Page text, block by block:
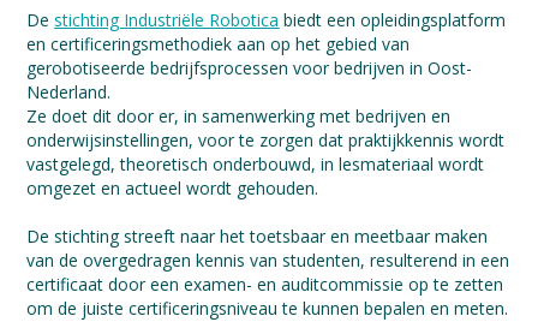
Destichting Industriële Robotica biedt een opleidingsplatform
en certificeringsmethodiek aan op het gebied van
gerobotiseerde bedrijfsprocessen voor bedrijven in Oost-
Nederland.
Ze doet dit door er, in samenwerking met bedrijven en
onderwijsinstellingen, voor te zorgen dat praktijkkennis wordt
vastgelegd, theoretisch onderbouwd, in lesmateriaal wordt
omgezet en actueel wordt gehouden.
De stichting streeft naar het toetsbaar en meetbaar maken
van de overgedragen kennis van studenten, resulterend in een
certificaat door een examen- en auditcommissie op te zetten
om de juiste certificeringsniveau te kunnen bepalen en meten.